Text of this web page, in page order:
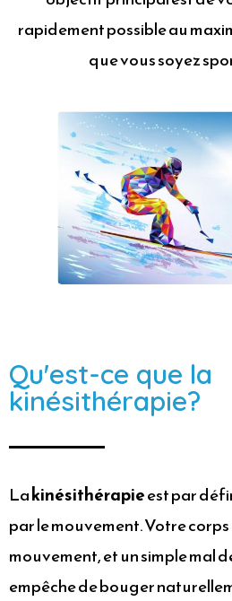
rapidement possible au
que vous soyez
Qu'est-ce que la
kinésithérapie?
Lakinésithérapieest par
par le mouvement. Votre
mouvement, et un simple mal
empêche de bouger